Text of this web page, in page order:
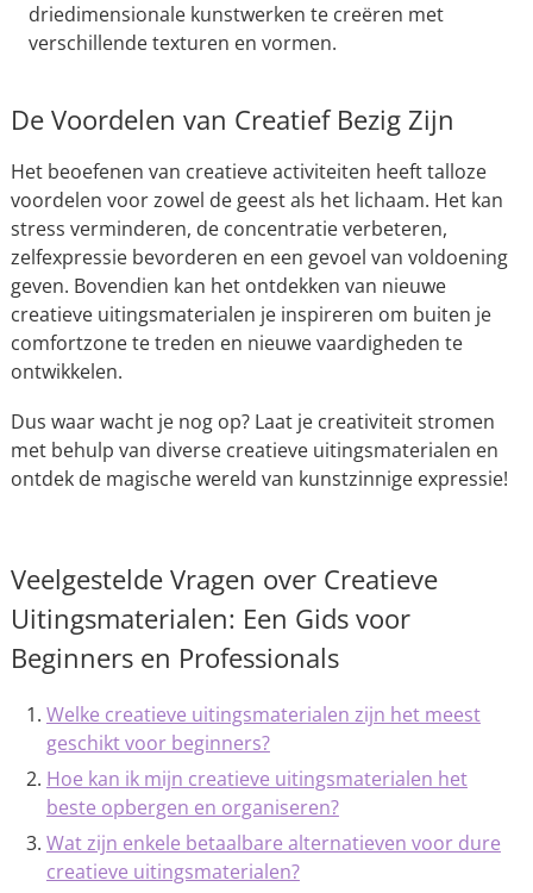
driedimensionale kunstwerken te creëren met
verschillende texturen en vormen.
De Voordelen van Creatief Bezig Zijn
Het beoefenen van creatieve activiteiten heeft talloze
voordelen voor zowel de geest als het lichaam. Het kan
stress verminderen, de concentratie verbeteren,
zelfexpressie bevorderen en een gevoel van voldoening
geven. Bovendien kan het ontdekken van nieuwe
creatieve uitingsmaterialen je inspireren om buiten je
comfortzone te treden en nieuwe vaardigheden te
ontwikkelen.
Dus waar wacht je nog op? Laat je creativiteit stromen
met behulp van diverse creatieve uitingsmaterialen en
ontdek de magische wereld van kunstzinnige expressie!
Veelgestelde Vragen over Creatieve
Uitingsmaterialen: Een Gids voor
Beginners en Professionals
Welke creatieve uitingsmaterialen zijn het meest
geschikt voor beginners?
Hoe kan ik mijn creatieve uitingsmaterialen het
beste opbergen en organiseren?
Wat zijn enkele betaalbare alternatieven voor dure
creatieve uitingsmaterialen?